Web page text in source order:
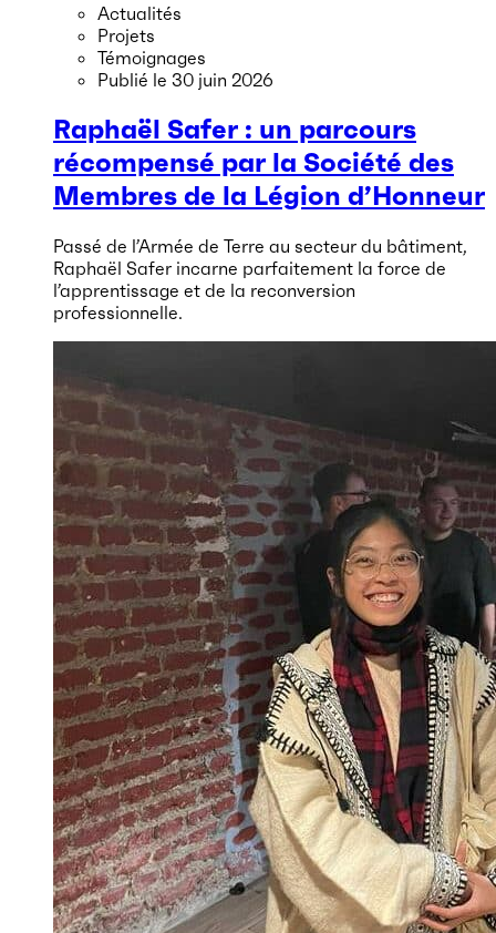
Actualités
Projets
Témoignages
Publié le 30 juin 2026
Raphaël Safer : un parcours
récompensé par la Société des
Membres de la Légion d’Honneur
Passé de l’Armée de Terre au secteur du bâtiment,
Raphaël Safer incarne parfaitement la force de
l’apprentissage et de la reconversion
professionnelle.